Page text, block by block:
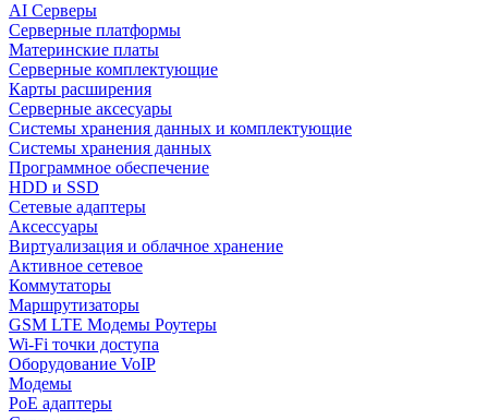
AI Серверы
Серверные платформы
Материнские платы
Серверные комплектующие
Карты расширения
Серверные аксесуары
Системы хранения данных и комплектующие
Системы хранения данных
Программное обеспечение
HDD и SSD
Сетевые адаптеры
Аксессуары
Виртуализация и облачное хранение
Активное сетевое
Коммутаторы
Маршрутизаторы
GSM LTE Модемы Роутеры
Wi-Fi точки доступа
Оборудование VoIP
Модемы
PoE адаптеры